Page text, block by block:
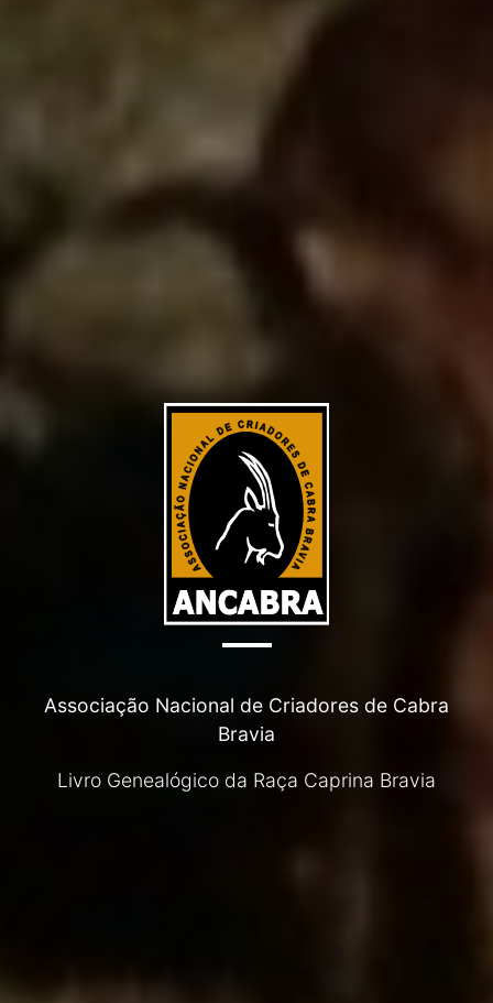
Associação Nacional de Criadores de Cabra
Bravia
Livro Genealógico da Raça Caprina Bravia